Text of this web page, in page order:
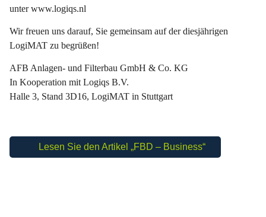
unter www.logiqs.nl
Wir freuen uns darauf, Sie gemeinsam auf der diesjährigen
LogiMAT zu begrüßen!
AFB Anlagen- und Filterbau GmbH & Co. KG
In Kooperation mit Logiqs B.V.
Halle 3, Stand 3D16, LogiMAT in Stuttgart
Lesen Sie den Artikel „FBD – Business“